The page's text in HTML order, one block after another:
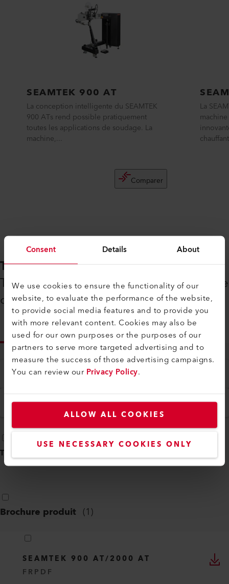
Consent Details About
We use cookies to ensure the functionality of our
website, to evaluate the performance of the website,
to provide social media features and to provide you
with more relevant content. Cookies may also be
used for our own purposes or the purposes of our
partners to serve more targeted advertising and to
measure the success of those advertising campaigns.
You can review ourPrivacy Policy.
ALLOW ALL COOKIES
USE NECESSARY COOKIES ONLY
SEAMTEK 900 AT
La conception intelligente du SEAMTEK
900 ATs rend possible pratiquement
toutes les applications de soudage. La
machine,...
Comparer
La
TÉLÉCHARGEMENTS
Tout ce dont vous avez besoin à portée
de main
INFOS
Type
Tout
Français
TOUT SÉLECTIONNER
Brochure produit (1)
SEAMTEK 900 AT/2000 AT
FR PDF